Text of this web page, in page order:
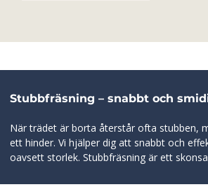
Stubbfräsning – snabbt och
När trädet är borta återstår ofta stubben,
ett hinder. Vi hjälper dig att snabbt och
oavsett storlek. Stubbfräsning är ett